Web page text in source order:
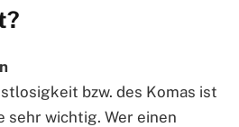
bzw. des Komas ist
sehr wichtig. Wer einen